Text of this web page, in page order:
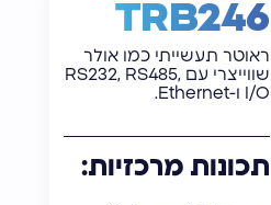
TRB246
ראוטר תעשייתי כמו אולר
שווייצרי עם RS232, RS485,
I/O ו-Ethernet.
תכונות מרכזיות: